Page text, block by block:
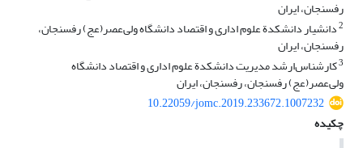
رفسنجان، ایران
2دانشیار دانشکدة علوم اداری و اقتصاد دانشگاه ولی‌عصر(عج) رفسنجان،
رفسنجان، ایران
3کارشناس‌ارشد مدیریت دانشکدة علوم اداری و اقتصاد دانشگاه
ولی‌عصر(عج) رفسنجان، رفسنجان، ایران
10.22059/jomc.2019.233672.1007232
چکیده